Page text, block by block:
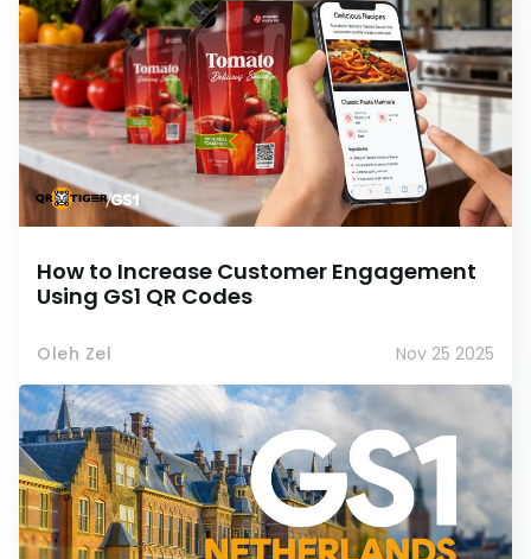
How to Increase Customer Engagement
Using GS1 QR Codes
Oleh Zel Nov 25 2025